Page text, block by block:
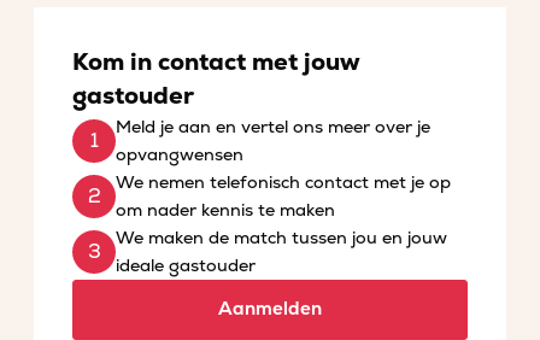
Kom in contact met jouw
gastouder
Meld je aan en vertel ons meer over je
opvangwensen
We nemen telefonisch contact met je op
om nader kennis te maken
We maken de match tussen jou en jouw
ideale gastouder
Aanmelden